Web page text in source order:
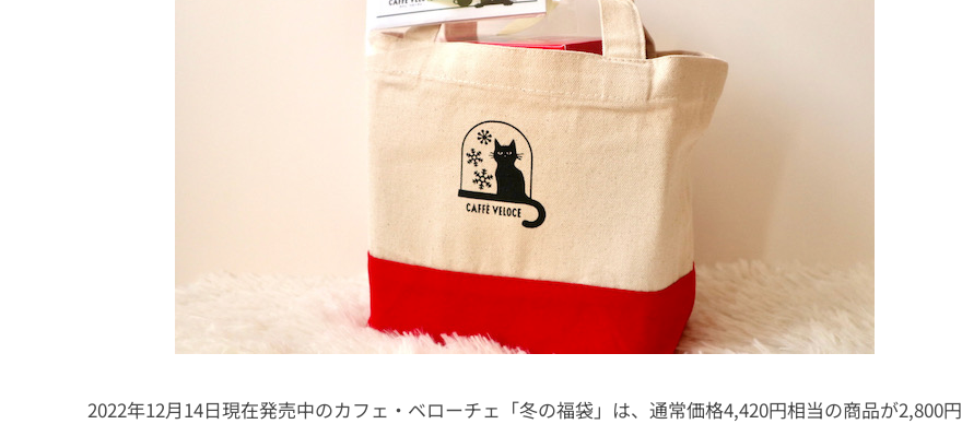
2022年12月14日現在発売中のカフェ・ベローチェ「冬の福袋」は、通常価格4,420円相当の商品が2,800円